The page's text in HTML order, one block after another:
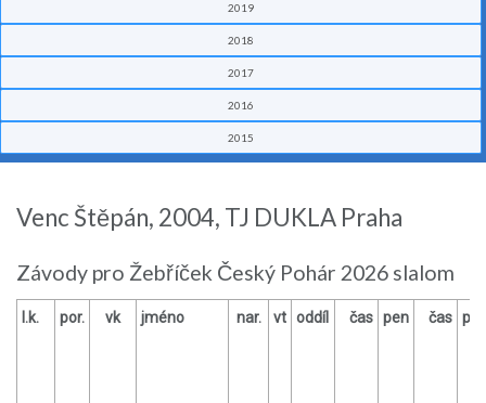
2019
2018
2017
2016
2015
Venc Štěpán, 2004, TJ DUKLA Praha
Závody pro Žebříček Český Pohár 2026 slalom
l.k. por. vk jméno nar. vt oddíl čas pen čas